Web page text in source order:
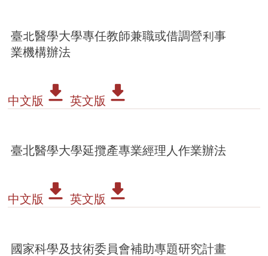
臺北醫學大學專任教師兼職或借調營利事
業機構辦法
中文版 英文版
臺北醫學大學延攬產專業經理人作業辦法
中文版 英文版
國家科學及技術委員會補助專題研究計畫